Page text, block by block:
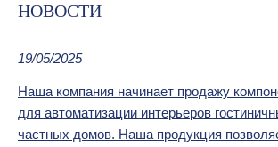
НОВОСТИ
19/05/2025
Наша компания начинает продажу
для автоматизации интерьеров
частных домов. Наша продукция